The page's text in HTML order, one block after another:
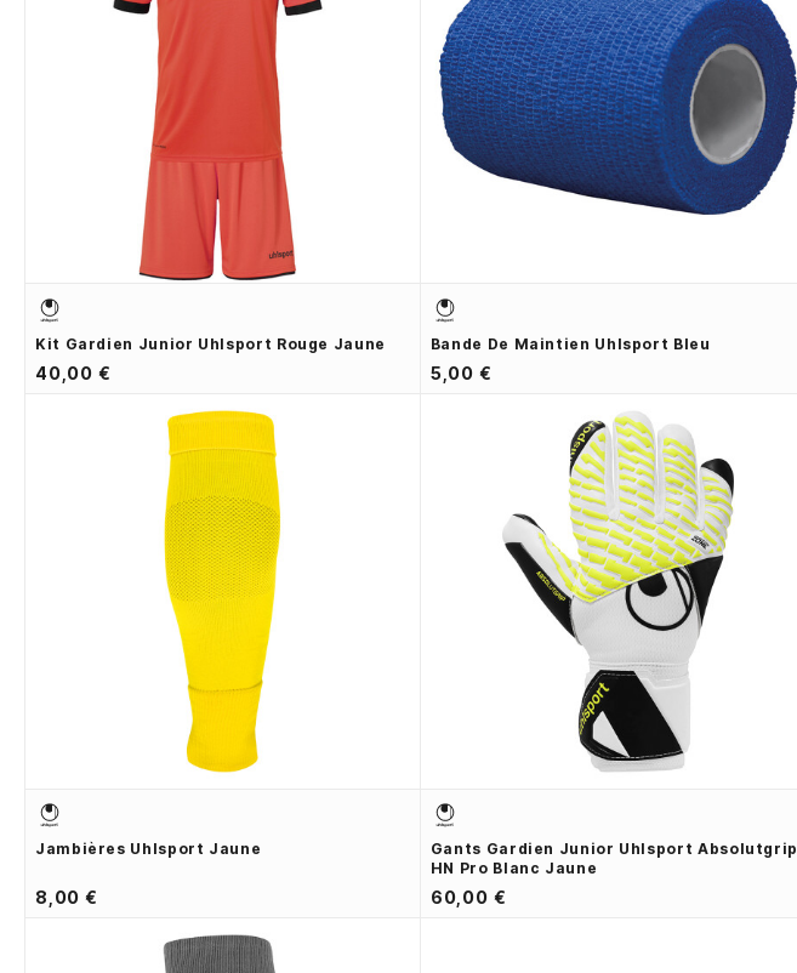
Kit Gardien Junior Uhlsport Rouge Jaune
40,00 €
Bande De Maintien Uhlsport Bleu
5,00 €
Jambières Uhlsport Jaune
8,00 €
Gants Gardien Junior Uhlsport Absolutgrip
HN Pro Blanc Jaune
60,00 €